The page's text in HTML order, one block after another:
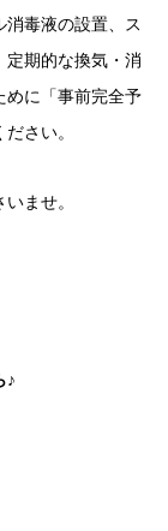
毒液の設置、ス
定期的な換気・消
めに「事前完全予
さい。
ませ。
♪